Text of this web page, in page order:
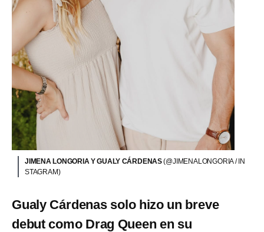
JIMENA LONGORIA Y GUALY CÁRDENAS(@JIMENALONGORIA / IN
STAGRAM)
Gualy Cárdenas solo hizo un breve
debut como Drag Queen en su